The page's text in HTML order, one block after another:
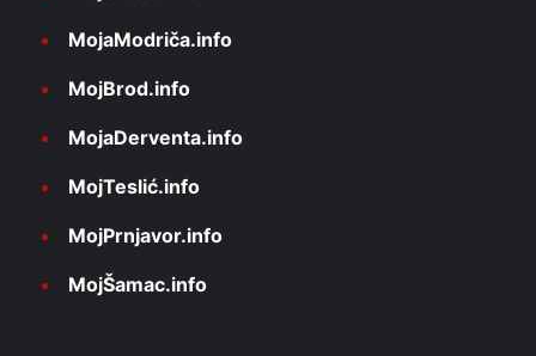
MojaModriča.info
MojBrod.info
MojaDerventa.info
MojTeslić.info
MojPrnjavor.info
MojŠamac.info